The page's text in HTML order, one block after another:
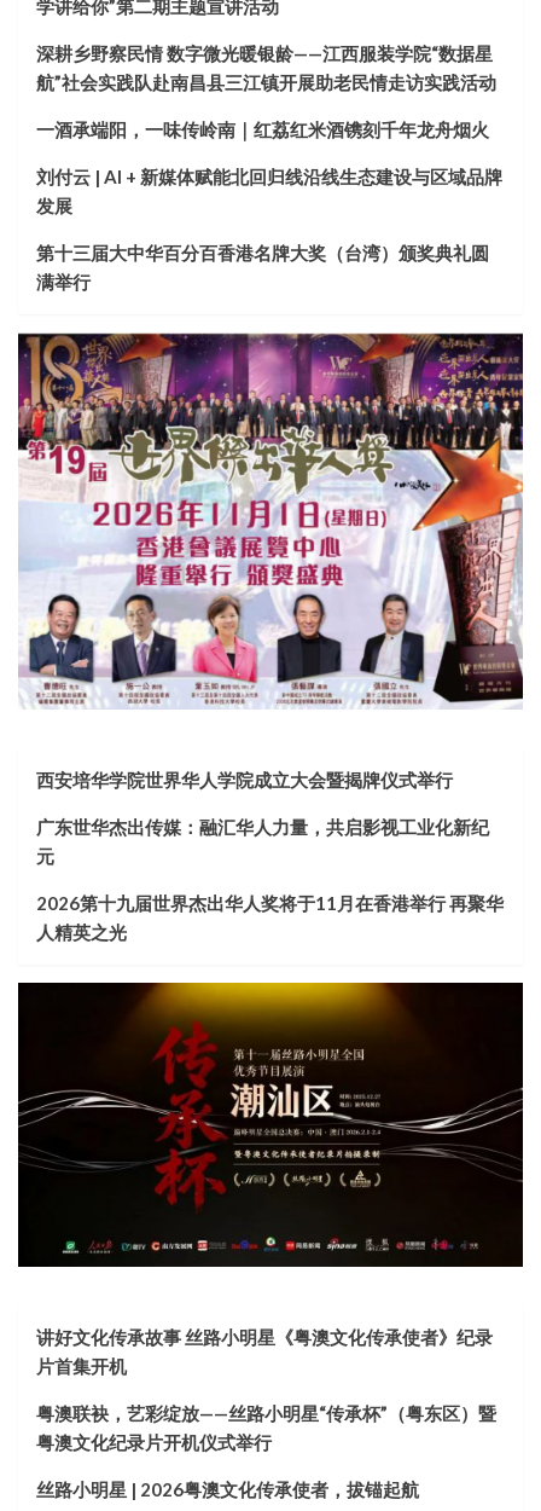
学讲给你”第二期主题宣讲活动
深耕乡野察民情 数字微光暖银龄——江西服装学院“数据星
航”社会实践队赴南昌县三江镇开展助老民情走访实践活动
一酒承端阳，一味传岭南｜红荔红米酒镌刻千年龙舟烟火
刘付云 | AI + 新媒体赋能北回归线沿线生态建设与区域品牌
发展
第十三届大中华百分百香港名牌大奖（台湾）颁奖典礼圆
满举行
西安培华学院世界华人学院成立大会暨揭牌仪式举行
广东世华杰出传媒：融汇华人力量，共启影视工业化新纪
元
2026第十九届世界杰出华人奖将于11月在香港举行 再聚华
人精英之光
讲好文化传承故事 丝路小明星《粤澳文化传承使者》纪录
片首集开机
粤澳联袂，艺彩绽放——丝路小明星“传承杯”（粤东区）暨
粤澳文化纪录片开机仪式举行
丝路小明星 | 2026粤澳文化传承使者，拔锚起航